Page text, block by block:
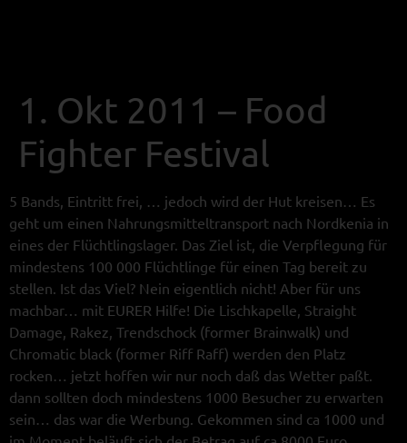
1. Okt 2011 – Food
Fighter Festival
5 Bands, Eintritt frei, … jedoch wird der Hut kreisen… Es
geht um einen Nahrungsmitteltransport nach Nordkenia in
eines der Flüchtlingslager. Das Ziel ist, die Verpflegung für
mindestens 100 000 Flüchtlinge für einen Tag bereit zu
stellen. Ist das Viel? Nein eigentlich nicht! Aber für uns
machbar… mit EURER Hilfe! Die Lischkapelle, Straight
Damage, Rakez, Trendschock (former Brainwalk) und
Chromatic black (former Riff Raff) werden den Platz
rocken… jetzt hoffen wir nur noch daß das Wetter paßt.
dann sollten doch mindestens 1000 Besucher zu erwarten
sein… das war die Werbung. Gekommen sind ca 1000 und